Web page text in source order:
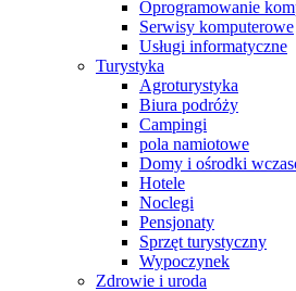
Oprogramowanie
Serwisy komputerowe
Usługi informatyczne
Turystyka
Agroturystyka
Biura podróży
Campingi
pola namiotowe
Domy i ośrodki
Hotele
Noclegi
Pensjonaty
Sprzęt turystyczny
Wypoczynek
Zdrowie i uroda